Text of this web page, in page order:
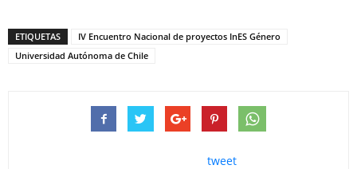
ETIQUETAS
IV Encuentro Nacional de proyectos InES Género
Universidad Autónoma de Chile
tweet